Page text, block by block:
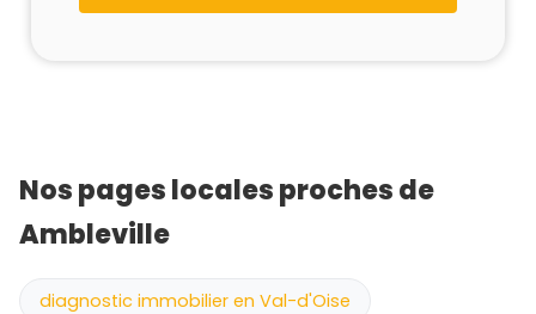
Nos pages locales proches de
Ambleville
diagnostic immobilier en Val-d'Oise